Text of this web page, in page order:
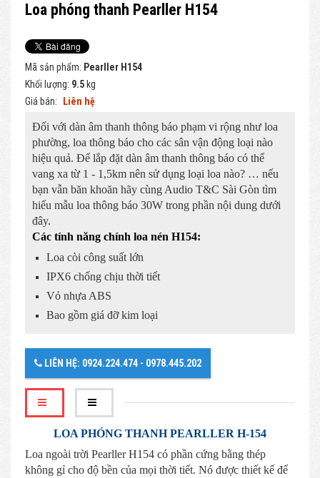
Loa phóng thanh Pearller H154
Mã sản phẩm: Pearller H154
Khối lượng: 9.5 kg
Giá bán:
Liên hệ
Đối với dàn âm thanh thông báo phạm vi rộng như loa
phường, loa thông báo cho các sân vận động loại nào
hiệu quả. Để lắp đặt dàn âm thanh thông báo có thể
vang xa từ 1 - 1,5km nên sử dụng loại loa nào? … nếu
bạn vẫn băn khoăn hãy cùng Audio T&C Sài Gòn tìm
hiểu mẫu loa thông báo 30W trong phần nội dung dưới
đây.
Các tính năng chính loa nén H154:
Loa còi công suất lớn
IPX6 chống chịu thời tiết
Vỏ nhựa ABS
Bao gồm giá đỡ kim loại
LIÊN HỆ: 0924.224.474 - 0978.445.202
LOA PHÓNG THANH PEARLLER H-154
Loa ngoài trời Pearller H154 có phần cứng bằng thép
không gỉ cho độ bền của mọi thời tiết. Nó được thiết kế để